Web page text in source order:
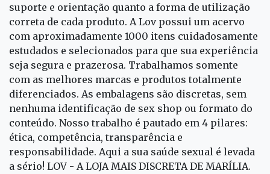
suporte e orientação quanto a forma de utilização
correta de cada produto. A Lov possui um acervo
com aproximadamente 1000 itens cuidadosamente
estudados e selecionados para que sua experiência
seja segura e prazerosa. Trabalhamos somente
com as melhores marcas e produtos totalmente
diferenciados. As embalagens são discretas, sem
nenhuma identificação de sex shop ou formato do
conteúdo. Nosso trabalho é pautado em 4 pilares:
ética, competência, transparência e
responsabilidade. Aqui a sua saúde sexual é levada
a sério! LOV - A LOJA MAIS DISCRETA DE MARÍLIA.